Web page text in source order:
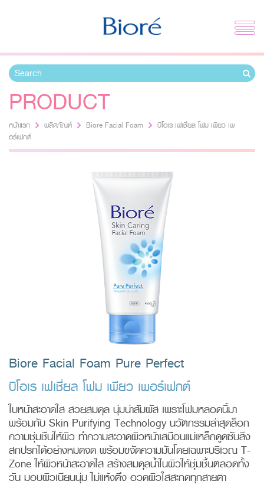
PRODUCT
หน้าแรก ผลิตภัณฑ์ Biore Facial Foam
บิโอเร เฟเชี่ยล โฟม เพียว เพ
อร์เฟกต์
Biore Facial Foam Pure Perfect
บิโอเร เฟเชี่ยล โฟม เพียว เพอร์เฟกต์
ใบหน้าสะอาดใส สวยสมดุล นุ่มน่าสัมผัส เพราะโฟมหลอดนี้มา
พร้อมกับ Skin Purifying Technology นวัตกรรมล่าสุดล็อก
ความชุ่มชื่นให้ผิว ทำความสะอาดผิวหน้าเสมือนแม่เหล็กดูดซับสิ่ง
สกปรกได้อย่างหมดจด พร้อมขจัดความมันโดยเฉพาะบริเวณ T-
Zone ให้ผิวหน้าสะอาดใส สร้างสมดุลน้ำในผิวให้ชุ่มชื้นตลอดทั้ง
วัน มอบผิวเนียนนุ่ม ไม่แห้งตึง อวดผิวใสสะกดทุกสายตา